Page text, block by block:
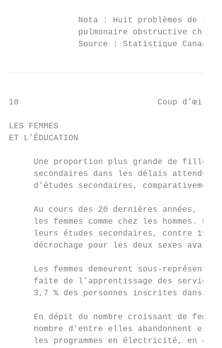
Nota : Huit problèmes de
pulmonaire obstructive
Source : Statistique
10                            Coup d’œil sur la
LES FEMMES
ET L’ÉDUCATION
Une proportion plus grande de filles
secondaires dans les délais
d’études secondaires,
Au cours des 20 dernières années,
les femmes comme chez les hommes. En
leurs études secondaires, contre 19
décrochage pour les deux sexes avait
Les femmes demeurent sous-
faite de l’apprentissage des
3,7 % des personnes inscrites dans
En dépit du nombre croissant de
nombre d’entre elles abandonnent et
les programmes en électricité, en